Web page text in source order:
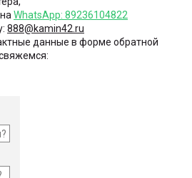
WhatsApp: 89236104822
888@kamin42.ru
данные в форме обратной